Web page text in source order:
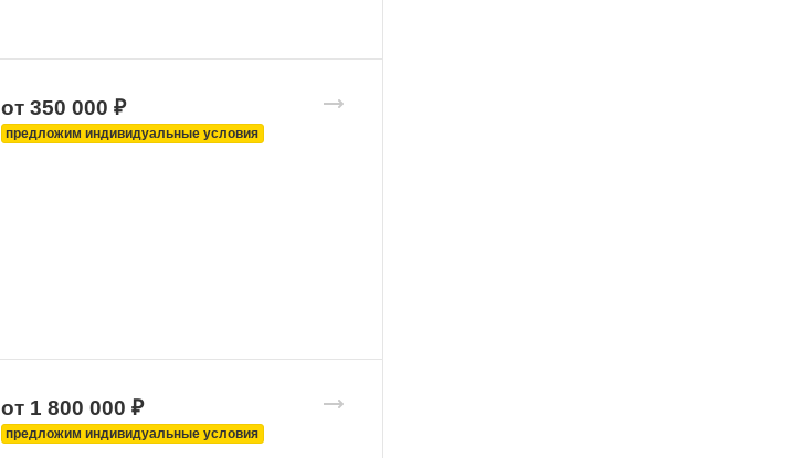
от 350 000 ₽
предложим индивидуальные условия
от 1 800 000 ₽
предложим индивидуальные условия